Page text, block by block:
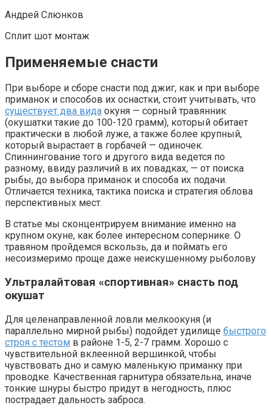
Андрей Слюнков
Сплит шот монтаж
Применяемые снасти
При выборе и сборе снасти под джиг, как и при выборе
приманок и способов их оснастки, стоит учитывать, что
существует два вида окуня — сорный травянник
(окушатки такие до 100-120 грамм), который обитает
практически в любой луже, а также более крупный,
который вырастает в горбачей — одиночек.
Спиннингование того и другого вида ведется по
разному, ввиду различий в их повадках, — от поиска
рыбы, до выбора приманок и способа их подачи.
Отличается техника, тактика поиска и стратегия облова
перспективных мест.
В статье мы сконцентрируем внимание именно на
крупном окуне, как более интересном сопернике. О
травяном пройдемся вскользь, да и поймать его
несоизмеримо проще даже неискушенному рыболову
Ультралайтовая «спортивная» снасть под
окушат
Для целенаправленной ловли мелкоокуня (и
параллельно мирной рыбы) подойдет удилище быстрого
строя с тестом в районе 1-5, 2-7 грамм. Хорошо с
чувствительной вклеенной вершинкой, чтобы
чувствовать дно и самую маленькую приманку при
проводке. Качественная гарнитура обязательна, иначе
тонкие шнуры быстро придут в негодность, плюс
пострадает дальность заброса.